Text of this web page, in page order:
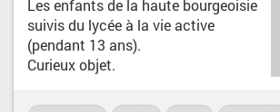
Les enfants de la haute bourgeoisie
suivis du lycée à la vie active
(pendant 13 ans).
Curieux objet.